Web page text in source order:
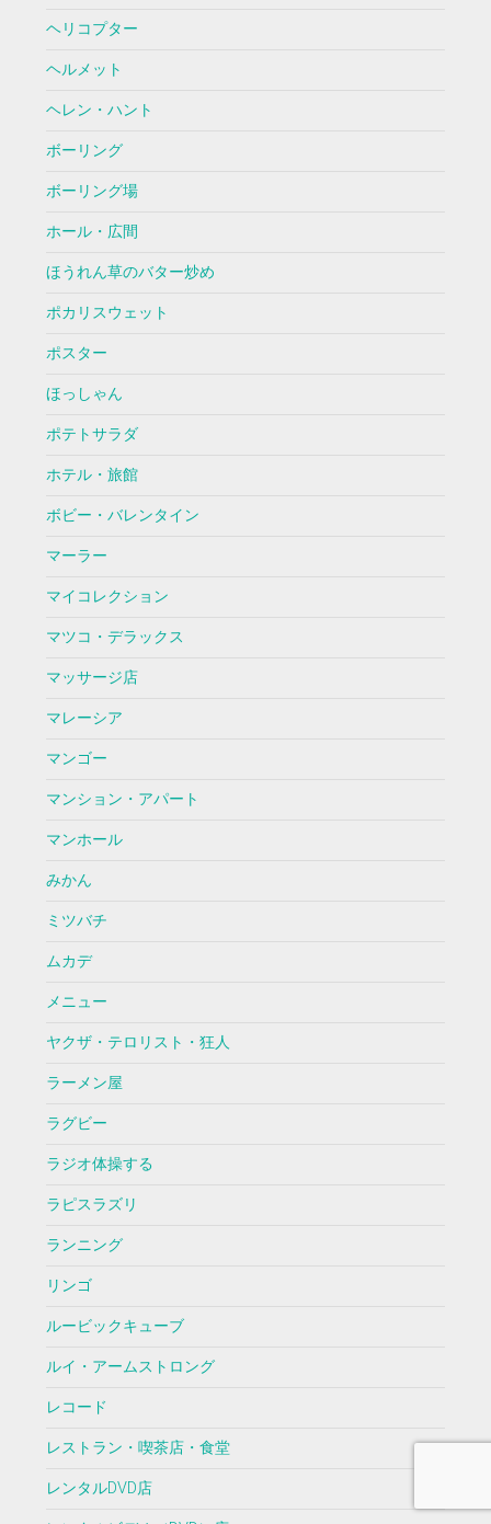
ヘリコプター
ヘルメット
ヘレン・ハント
ボーリング
ボーリング場
ホール・広間
ほうれん草のバター炒め
ポカリスウェット
ポスター
ほっしゃん
ポテトサラダ
ホテル・旅館
ボビー・バレンタイン
マーラー
マイコレクション
マツコ・デラックス
マッサージ店
マレーシア
マンゴー
マンション・アパート
マンホール
みかん
ミツバチ
ムカデ
メニュー
ヤクザ・テロリスト・狂人
ラーメン屋
ラグビー
ラジオ体操する
ラピスラズリ
ランニング
リンゴ
ルービックキューブ
ルイ・アームストロング
レコード
レストラン・喫茶店・食堂
レンタルDVD店